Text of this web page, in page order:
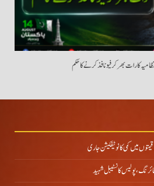
کا رات بھر کرفیو نافذ کرنے کا حکم
میں کمی کا نوٹیفکیشن جاری
پولیس کانسٹیبل شہید